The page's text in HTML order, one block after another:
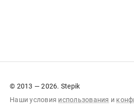
© 2013 — 2026. Stepik
Наши условия использования и